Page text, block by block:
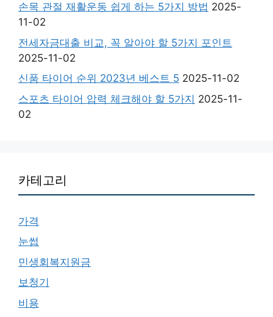
손목 관절 재활운동 쉽게 하는 5가지 방법 2025-
11-02
전세자금대출 비교, 꼭 알아야 할 5가지 포인트
2025-11-02
신품 타이어 순위 2023년 베스트 5 2025-11-02
스포츠 타이어 압력 체크해야 할 5가지 2025-11-
02
카테고리
가격
눈썹
민생회복지원금
보청기
비용